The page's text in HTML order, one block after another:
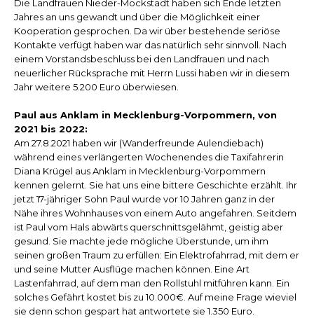
Die Landfrauen Nieder-Mockstadt haben sich Ende letzten
Jahres an uns gewandt und über die Möglichkeit einer
Kooperation gesprochen. Da wir über bestehende seriöse
Kontakte verfügt haben war das natürlich sehr sinnvoll. Nach
einem Vorstandsbeschluss bei den Landfrauen und nach
neuerlicher Rücksprache mit Herrn Lussi haben wir in diesem
Jahr weitere 5.200 Euro überwiesen.
Paul aus Anklam in Mecklenburg-Vorpommern, von
2021 bis 2022:
Am 27.8.2021 haben wir (Wanderfreunde Aulendiebach)
während eines verlängerten Wochenendes die Taxifahrerin
Diana Krügel aus Anklam in Mecklenburg-Vorpommern
kennen gelernt. Sie hat uns eine bittere Geschichte erzählt. Ihr
jetzt 17-jähriger Sohn Paul wurde vor 10 Jahren ganz in der
Nähe ihres Wohnhauses von einem Auto angefahren. Seitdem
ist Paul vom Hals abwärts querschnittsgelähmt, geistig aber
gesund. Sie machte jede mögliche Überstunde, um ihm
seinen großen Traum zu erfüllen: Ein Elektrofahrrad, mit dem er
und seine Mutter Ausflüge machen können. Eine Art
Lastenfahrrad, auf dem man den Rollstuhl mitführen kann. Ein
solches Gefährt kostet bis zu 10.000€. Auf meine Frage wieviel
sie denn schon gespart hat antwortete sie 1.350 Euro.